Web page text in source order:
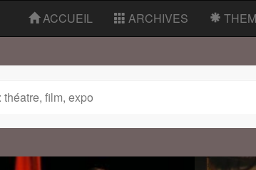
ACCUEIL ARCHIVES